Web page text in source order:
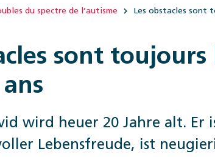
du spectre de l’autisme Les obstacles sont
sont toujours
wird heuer 20 Jahre alt.
Lebensfreude, ist